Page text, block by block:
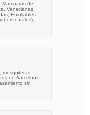
Mamparas de
Venecianas,
Enrollables,
horizontales),
mosquiteras,
en Barcelona.
sin